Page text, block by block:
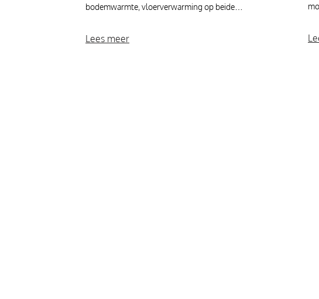
bodemwarmte, vloerverwarming op beide…
Lees meer